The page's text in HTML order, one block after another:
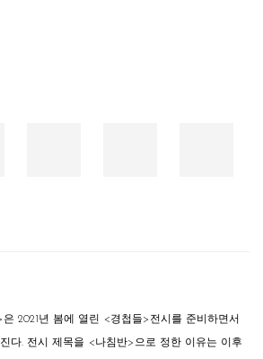
2021년 봄에 열린 <경첩들>전시를 준비하면서
다. 전시 제목을 <나침반>으로 정한 이유는 이후